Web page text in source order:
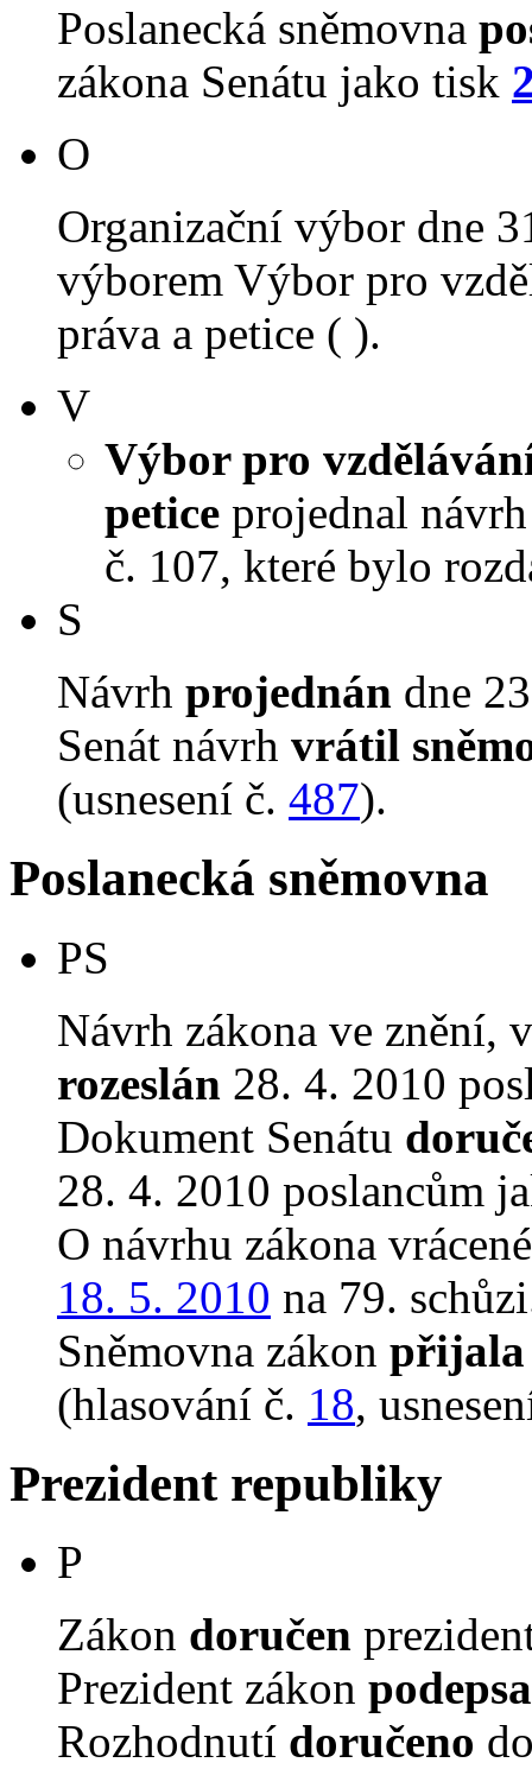
Poslanecká sněmovna
zákona Senátu jako tisk
O
Organizační výbor dne
výborem Výbor pro
práva a petice ( ).
V
Výbor pro
petice projednal
č. 107, které bylo
S
Návrh projednán dne
Senát návrh vrátil
(usnesení č. 487).
Poslanecká sněmovna
PS
Návrh zákona ve znění,
rozeslán 28. 4. 2010
Dokument Senátu
28. 4. 2010 poslancům
O návrhu zákona
18. 5. 2010 na 79.
Sněmovna zákon přijala
(hlasování č. 18,
Prezident republiky
P
Zákon doručen
Prezident zákon
Rozhodnutí doručeno